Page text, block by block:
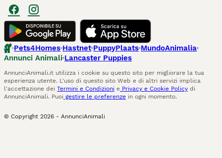
Pets4Homes Hastnet PuppyPlaats MundoAnimalia
Annunci Animali Lancaster Puppies
AnnunciAnimali.it utilizza i cookie su questo sito per migliorare la tua
esperienza utente. L'uso di questo sito Web e di altri servizi implica
l'accettazione dei Termini e Condizioni e Privacy e Cookie Policy di
AnnunciAnimali. Puoi gestire le preferenze in ogni momento.
© Copyright 2026 - AnnunciAnimali